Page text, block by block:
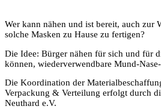
Wer kann nähen und ist bereit, auch zur
solche Masken zu Hause zu fertigen?
Die Idee: Bürger nähen für sich und für
können, wiederverwendbare Mund-
Die Koordination der
Verpackung & Verteilung erfolgt durch
Neuthard e.V.